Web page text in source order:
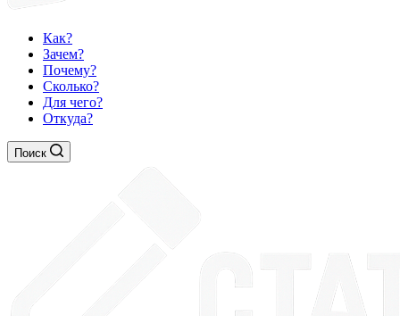
Как?
Зачем?
Почему?
Сколько?
Для чего?
Откуда?
Поиск